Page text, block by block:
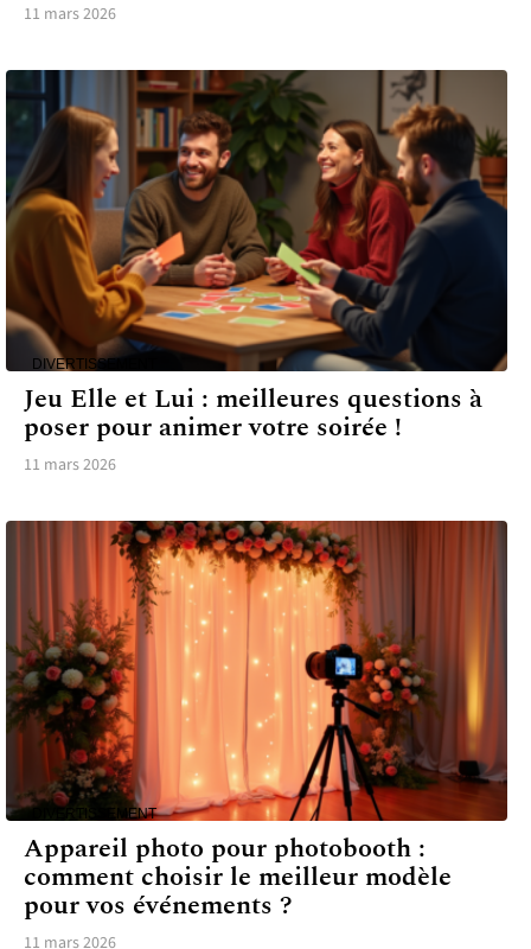
11 mars 2026
DIVERTISSEMENT
Jeu Elle et Lui : meilleures questions à
poser pour animer votre soirée !
11 mars 2026
DIVERTISSEMENT
Appareil photo pour photobooth :
comment choisir le meilleur modèle
pour vos événements ?
11 mars 2026